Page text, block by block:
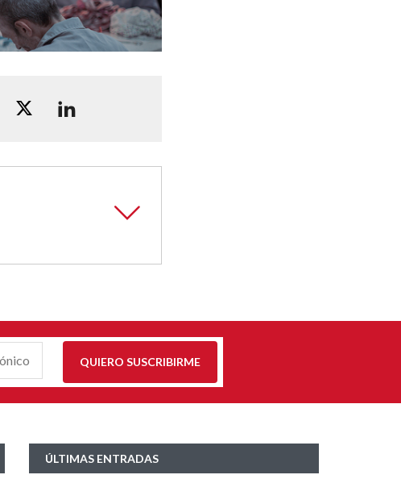
QUIERO SUSCRIBIRME
ÚLTIMAS ENTRADAS